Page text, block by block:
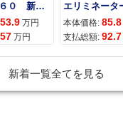
ＡＤＶ１６０ 新車 ２０２６年最新モデル パールスモーキーグレー スマートキー ２９Ｌメットイン ＵＳＢ Ｔｙｐｅ−Ｃ装備
53.9 万円
57 万円
本体価格: 85.8
支払総額: 92.7
新着一覧全てを見る